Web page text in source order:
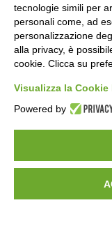
Consorzio
tecnologie simili per
personali come, ad
personalizzazione
alla privacy, è
cookie. Clicca su
Visualizza la
Powered by